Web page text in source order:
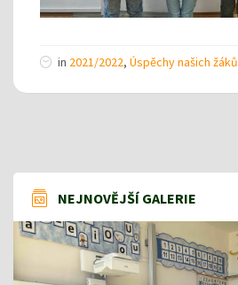
in 2021/2022, Úspěchy našich žáků
NEJNOVĚJŠÍ GALERIE